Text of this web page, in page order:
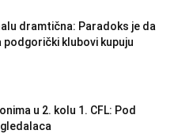
dramtična: Paradoks je da
klubovi kupuju
u 2. kolu 1. CFL: Pod